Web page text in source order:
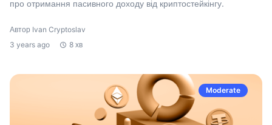
про отримання пасивного доходу від криптостейкінгу.
Автор Ivan Cryptoslav
3 years ago
8 хв
Moderate